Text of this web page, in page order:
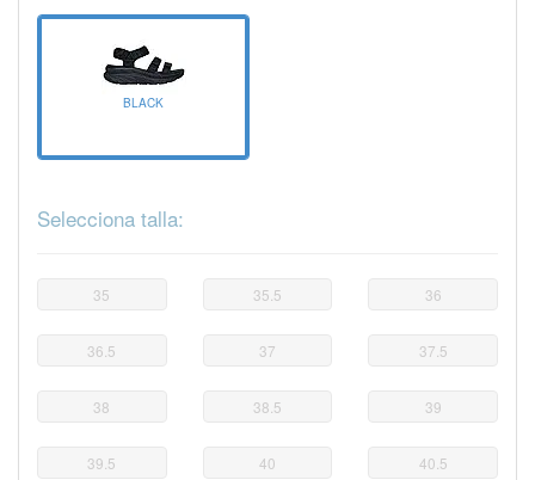
BLACK
Selecciona talla:
35 35.5 36
36.5 37 37.5
38 38.5 39
39.5 40 40.5